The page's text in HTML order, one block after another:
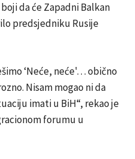
da će Zapadni Balkan
predsjedniku Rusije
‘Neće, neće'… obično
Nisam mogao ni da
imati u BiH“, rekao je
forumu u